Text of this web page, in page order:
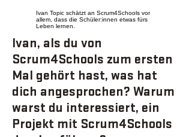
Ivan Topic schätzt an Scrum4Schools vor
allem, dass die Schüler:innen etwas fürs
Leben lernen.
Ivan, als du von
Scrum4Schools zum ersten
Mal gehört hast, was hat
dich angesprochen? Warum
warst du interessiert, ein
Projekt mit Scrum4Schools